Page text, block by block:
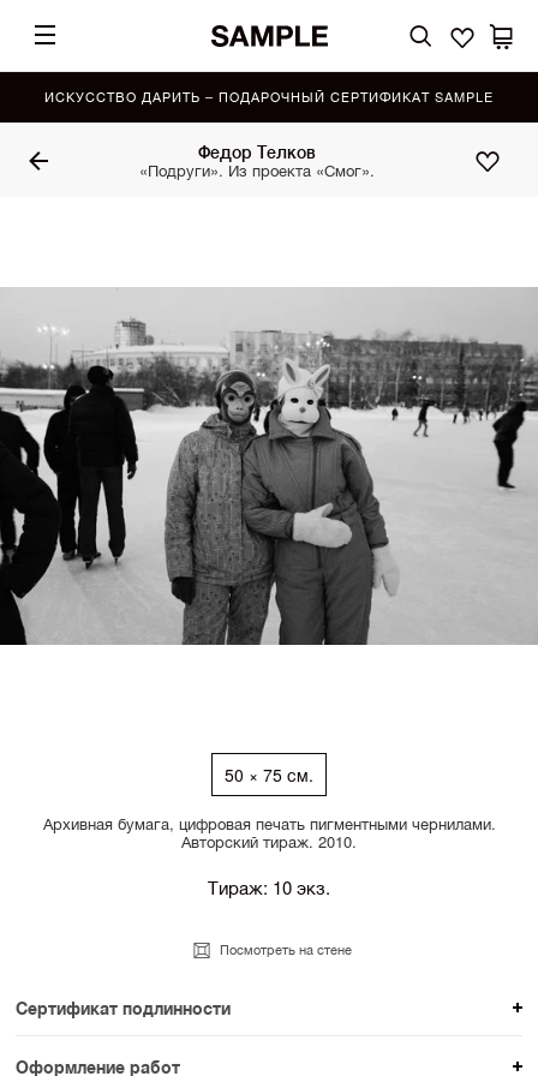
ИСКУССТВО ДАРИТЬ – ПОДАРОЧНЫЙ СЕРТИФИКАТ SAMPLE
Федор Телков
«Подруги». Из проекта «Смог».
50 × 75 см.
Архивная бумага, цифровая печать пигментными чернилами.
Авторский тираж. 2010.
Тираж: 10 экз.
Посмотреть на стене
Сертификат подлинности
К каждому авторскому произведению мы
Оформление работ